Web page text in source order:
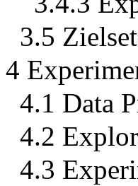
3.5
4
4.1 Data
4.2
4.3